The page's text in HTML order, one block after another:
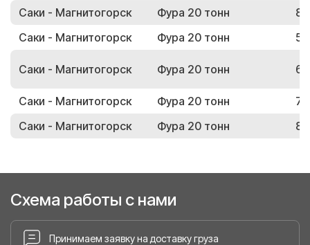
Саки - Магнитогорск
Фура 20 тонн
Саки - Магнитогорск
Фура 20 тонн
Саки - Магнитогорск Фура 20 тонн
Саки - Магнитогорск Фура 20 тонн
Саки - Магнитогорск
Фура 20 тонн
Схема работы с нами
Принимаем заявку на доставку груза